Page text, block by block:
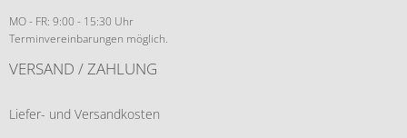
MO - FR: 9:00 - 15:30 Uhr
Terminvereinbarungen möglich.
VERSAND / ZAHLUNG
Liefer- und Versandkosten